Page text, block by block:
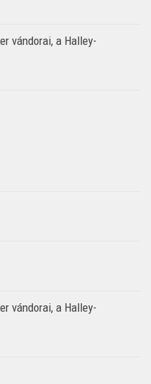
vándorai, a Halley-
vándorai, a Halley-